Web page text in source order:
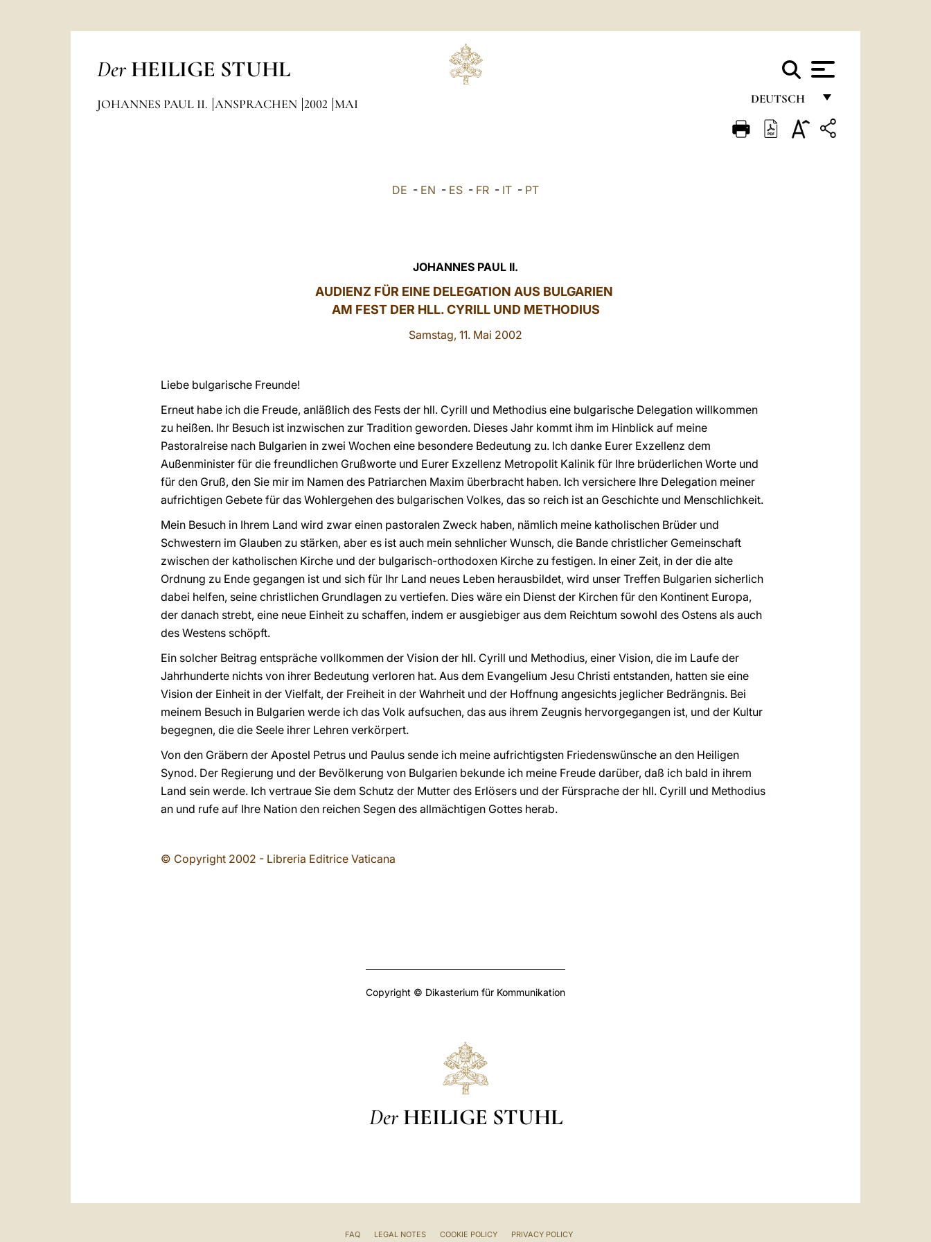
Der HEILIGE STUHL
DEUTSCH
FRANÇAIS
JOHANNES PAUL II. ANSPRACHEN 2002 MAI
DE - EN - ES - FR - IT - PT
JOHANNES PAUL II.
AUDIENZ FÜR EINE DELEGATION AUS BULGARIEN
AM FEST DER HLL. CYRILL UND METHODIUS
Samstag, 11. Mai 2002
Liebe bulgarische Freunde!
Erneut habe ich die Freude, anläßlich des Fests der hll. Cyrill und Methodius eine bulgarische Delegation willkommen
zu heißen. Ihr Besuch ist inzwischen zur Tradition geworden. Dieses Jahr kommt ihm im Hinblick auf meine
Pastoralreise nach Bulgarien in zwei Wochen eine besondere Bedeutung zu. Ich danke Eurer Exzellenz dem
Außenminister für die freundlichen Grußworte und Eurer Exzellenz Metropolit Kalinik für Ihre brüderlichen Worte und
für den Gruß, den Sie mir im Namen des Patriarchen Maxim überbracht haben. Ich versichere Ihre Delegation meiner
aufrichtigen Gebete für das Wohlergehen des bulgarischen Volkes, das so reich ist an Geschichte und Menschlichkeit.
Mein Besuch in Ihrem Land wird zwar einen pastoralen Zweck haben, nämlich meine katholischen Brüder und
Schwestern im Glauben zu stärken, aber es ist auch mein sehnlicher Wunsch, die Bande christlicher Gemeinschaft
zwischen der katholischen Kirche und der bulgarisch-orthodoxen Kirche zu festigen. In einer Zeit, in der die alte
Ordnung zu Ende gegangen ist und sich für Ihr Land neues Leben herausbildet, wird unser Treffen Bulgarien sicherlich
dabei helfen, seine christlichen Grundlagen zu vertiefen. Dies wäre ein Dienst der Kirchen für den Kontinent Europa,
der danach strebt, eine neue Einheit zu schaffen, indem er ausgiebiger aus dem Reichtum sowohl des Ostens als auch
des Westens schöpft.
Ein solcher Beitrag entspräche vollkommen der Vision der hll. Cyrill und Methodius, einer Vision, die im Laufe der
Jahrhunderte nichts von ihrer Bedeutung verloren hat. Aus dem Evangelium Jesu Christi entstanden, hatten sie eine
Vision der Einheit in der Vielfalt, der Freiheit in der Wahrheit und der Hoffnung angesichts jeglicher Bedrängnis. Bei
meinem Besuch in Bulgarien werde ich das Volk aufsuchen, das aus ihrem Zeugnis hervorgegangen ist, und der Kultur
begegnen, die die Seele ihrer Lehren verkörpert.
Von den Gräbern der Apostel Petrus und Paulus sende ich meine aufrichtigsten Friedenswünsche an den Heiligen
Synod. Der Regierung und der Bevölkerung von Bulgarien bekunde ich meine Freude darüber, daß ich bald in ihrem
Land sein werde. Ich vertraue Sie dem Schutz der Mutter des Erlösers und der Fürsprache der hll. Cyrill und Methodius
an und rufe auf Ihre Nation den reichen Segen des allmächtigen Gottes herab.
© Copyright 2002 - Libreria Editrice Vaticana
Copyright © Dikasterium für Kommunikation
Der HEILIGE STUHL
FAQ LEGAL NOTES COOKIE POLICY PRIVACY POLICY